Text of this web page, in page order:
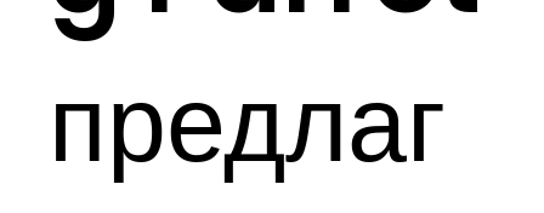
предлаг